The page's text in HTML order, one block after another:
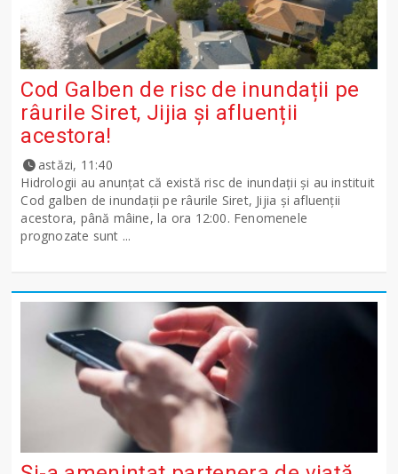
Cod Galben de risc de inundații pe
râurile Siret, Jijia și afluenții
acestora!
astăzi, 11:40
Hidrologii au anunțat că există risc de inundații și au instituit
Cod galben de inundații pe râurile Siret, Jijia și afluenții
acestora, până mâine, la ora 12:00. Fenomenele
prognozate sunt ...